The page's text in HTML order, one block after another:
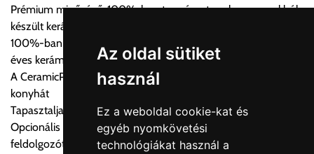
Az oldal sütiket
használ
Ez a weboldal cookie-kat és
egyéb nyomkövetési
technológiákat használ a
Amennyiben nem biztos választásában, vagy a program
automatikusan nem ajánl fel szállítási költséget, úgy válassza
a 0.- forintos szállítást, kollégáink megvizsgálják a vásárolt
termék adatait, majd visszaigazolják a szállítás költségét.
Ingyenes szállítási lehetőség nincs!
Egyes termékek súlyát a program nem ismeri, rendelés esetén
a központ igazolja vissza. Amennyiben a költséget az Ön által
gondoltnál magasabb értékben igazoljuk vissza, úgy a
Prémium minőségű, 100%-ban természetes alapanyagokból
készült kerámia konyhai mosogató
100%-ban természetes alapanyagok és kézművesség 270
éves kerámia tapasztalattal
A CeramicPlus könnyen gondozható, és tisztán tartja a
konyhát
Tapasztalja meg a Villeroy & Boch varázslatos dizájn világát
Opcionális kiegészítők: Rozsdamentes acél beakasztható
feldolgozótálcák és vágódeszka valódi fa furnérral